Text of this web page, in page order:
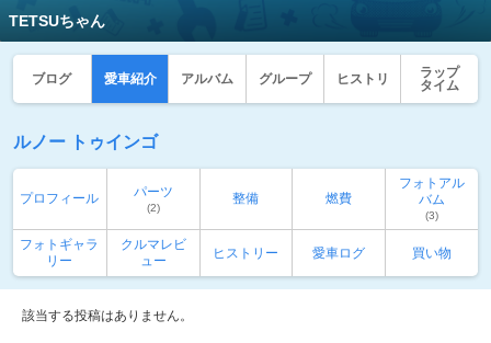
TETSUちゃん
ブログ 愛車紹介 アルバム グループ ヒストリ
ラップ
タイム
ルノー トゥインゴ
プロフィール パーツ
(2)
整備 燃費
フォトアル
バム
(3)
フォトギャラ
リー
クルマレビ
ュー
ヒストリー 愛車ログ 買い物
該当する投稿はありません。